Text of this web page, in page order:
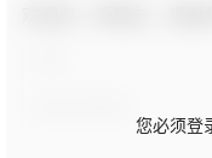
您必须登